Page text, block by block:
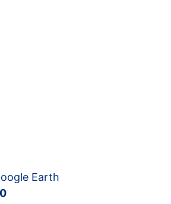
Earth